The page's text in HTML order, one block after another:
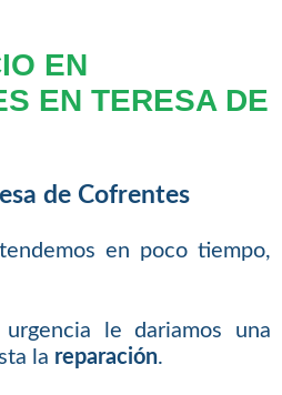
EN
EN TERESA DE
de Cofrentes
en poco tiempo,
le dariamos una
la reparación.